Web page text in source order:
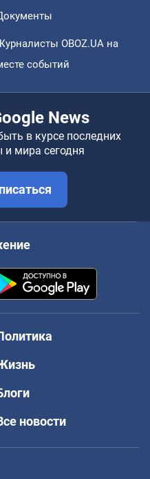
OBOZ.UA на
событий
News
в курсе последних
и мира сегодня
новости